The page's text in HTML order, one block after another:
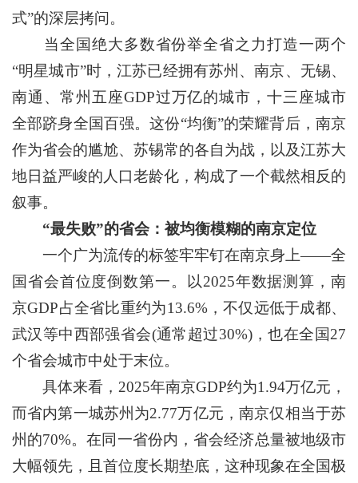
式”的深层拷问。
当全国绝大多数省份举全省之力打造一两个
“明星城市”时，江苏已经拥有苏州、南京、无锡、
南通、常州五座GDP过万亿的城市，十三座城市
全部跻身全国百强。这份“均衡”的荣耀背后，南京
作为省会的尴尬、苏锡常的各自为战，以及江苏大
地日益严峻的人口老龄化，构成了一个截然相反的
叙事。
“最失败”的省会：被均衡模糊的南京定位
一个广为流传的标签牢牢钉在南京身上——全
国省会首位度倒数第一。以2025年数据测算，南
京GDP占全省比重约为13.6%，不仅远低于成都、
武汉等中西部强省会(通常超过30%)，也在全国27
个省会城市中处于末位。
具体来看，2025年南京GDP约为1.94万亿元，
而省内第一城苏州为2.77万亿元，南京仅相当于苏
州的70%。在同一省份内，省会经济总量被地级市
大幅领先，且首位度长期垫底，这种现象在全国极